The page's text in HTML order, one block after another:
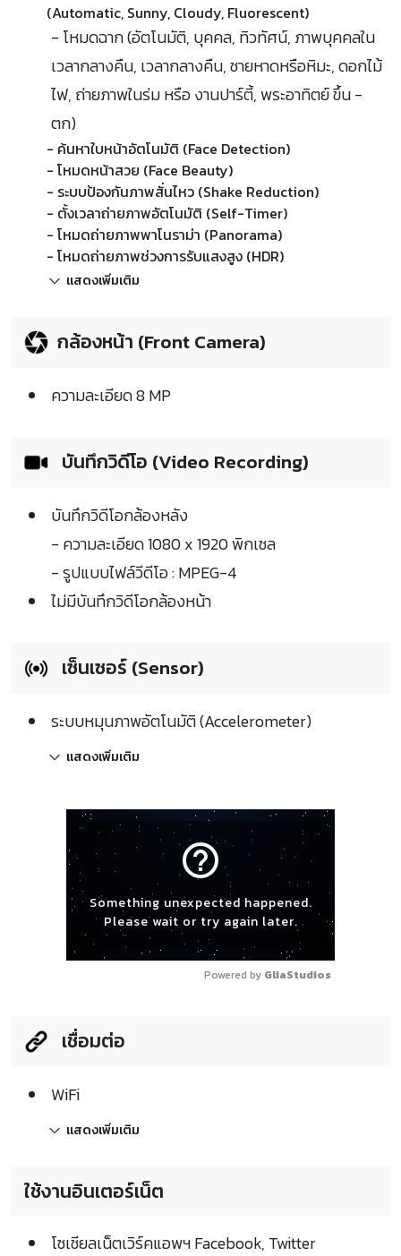
(Automatic, Sunny, Cloudy, Fluorescent)
- โหมดฉาก (อัตโนมัติ, บุคคล, ทิวทัศน์, ภาพบุคคลใน
เวลากลางคืน, เวลากลางคืน, ชายหาดหรือหิมะ, ดอกไม้
ไฟ, ถ่ายภาพในร่ม หรือ งานปาร์ตี้, พระอาทิตย์ ขึ้น -
ตก)
- ค้นหาใบหน้าอัตโนมัติ (Face Detection)
- โหมดหน้าสวย (Face Beauty)
- ระบบป้องกันภาพสั่นไหว (Shake Reduction)
- ตั้งเวลาถ่ายภาพอัตโนมัติ (Self-Timer)
- โหมดถ่ายภาพพาโนราม่า (Panorama)
- โหมดถ่ายภาพช่วงการรับแสงสูง (HDR)
แสดงเพิ่มเติม
กล้องหน้า (Front Camera)
ความละเอียด 8 MP
บันทึกวิดีโอ (Video Recording)
บันทึกวิดีโอกล้องหลัง
- ความละเอียด 1080 x 1920 พิกเซล
- รูปแบบไฟล์วีดีโอ : MPEG-4
ไม่มีบันทึกวิดีโอกล้องหน้า
เซ็นเซอร์ (Sensor)
ระบบหมุนภาพอัตโนมัติ (Accelerometer)
แสดงเพิ่มเติม
help_outline
Something unexpected happened.
Please wait or try again later.
Powered by GliaStudios
เชื่อมต่อ
WiFi
แสดงเพิ่มเติม
ใช้งานอินเตอร์เน็ต
โซเชียลเน็ตเวิร์คแอพฯ Facebook, Twitter